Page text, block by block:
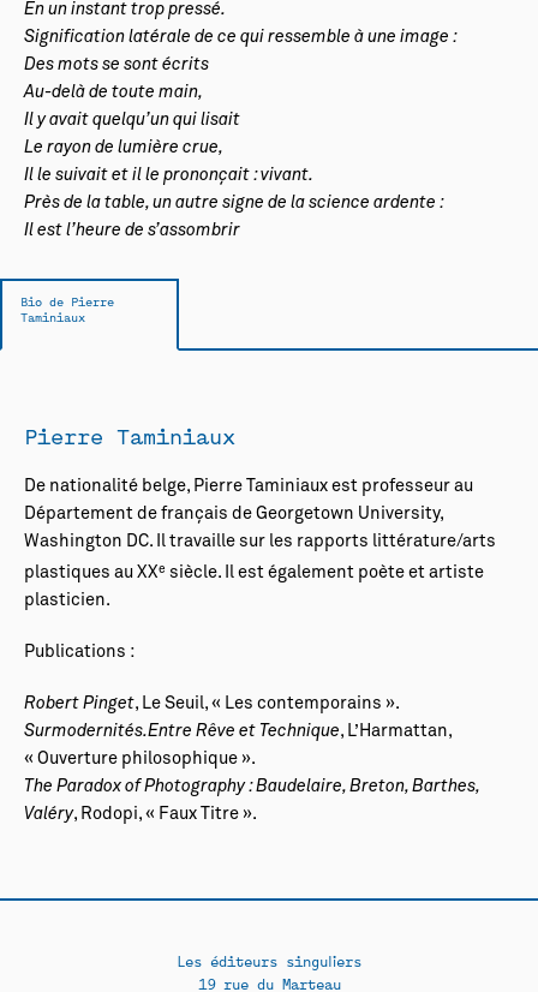
En un instant trop pressé.
Signification latérale de ce qui ressemble à une image :
Des mots se sont écrits
Au-delà de toute main,
Il y avait quelqu’un qui lisait
Le rayon de lumière crue,
Il le suivait et il le prononçait : vivant.
Près de la table, un autre signe de la science ardente :
Il est l’heure de s’assombrir
Bio de Pierre
Taminiaux
Pierre Taminiaux
De nationalité belge, Pierre Taminiaux est professeur au
Département de français de Georgetown University,
Washington DC. Il travaille sur les rapports littérature/arts
plastiques au XXe siècle. Il est également poète et artiste
plasticien.
Publications :
Robert Pinget, Le Seuil, « Les contemporains ».
Surmodernités.Entre Rêve et Technique, L’Harmattan,
« Ouverture philosophique ».
The Paradox of Photography : Baudelaire, Breton, Barthes,
Valéry, Rodopi, « Faux Titre ».
Les éditeurs singuliers
19 rue du Marteau